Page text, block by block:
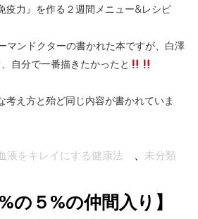
疫力』を作る２週間メニュー&レシピ
マンドクターの書かれた本ですが、白澤
自分で一番描きたかったと
考え方と殆ど同じ内容が書かれていま
液をキレイにする健康法 、 未分類
の５%の仲間入り】